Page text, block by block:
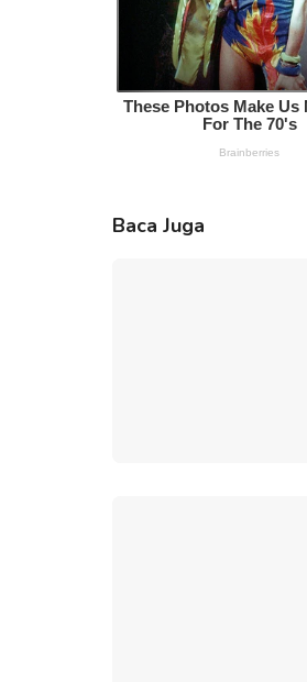
Baca Juga